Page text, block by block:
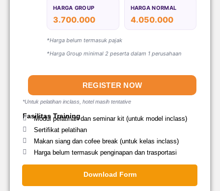
HARGA GROUP
3.700.000
HARGA NORMAL
4.050.000
*Harga belum termasuk pajak
*Harga Group minimal 2 peserta dalam 1 perusahaan
REGISTER NOW
*Untuk pelatihan inclass, hotel masih tentative
Fasilitas Training
Modul pelatihan dan seminar kit (untuk model inclass)
Sertifikat pelatihan
Makan siang dan cofee break (untuk kelas inclass)
Harga belum termasuk penginapan dan trasportasi
Download Form